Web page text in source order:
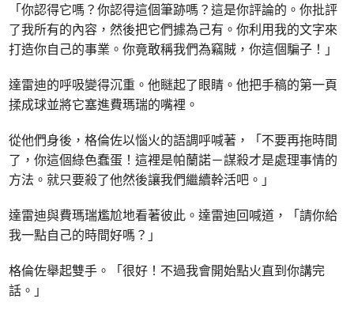
「你認得它嗎？你認得這個筆跡嗎？這是你評論的。你批評
了我所有的內容，然後把它們據為己有。你利用我的文字來
打造你自己的事業。你竟敢稱我們為竊賊，你這個騙子！」
達雷迪的呼吸變得沉重。他瞇起了眼睛。他把手稿的第一頁
揉成球並將它塞進費瑪瑞的嘴裡。
從他們身後，格倫佐以惱火的語調呼喊著，「不要再拖時間
了，你這個綠色蠢蛋！這裡是帕蘭諾－謀殺才是處理事情的
方法。就只要殺了他然後讓我們繼續幹活吧。」
達雷迪與費瑪瑞尷尬地看著彼此。達雷迪回喊道，「請你給
我一點自己的時間好嗎？」
格倫佐舉起雙手。「很好！不過我會開始點火直到你講完
話。」